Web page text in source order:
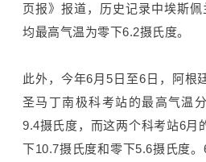
页报》报道，历史记录中埃斯
均最高气温为零下6.2摄氏度。
此外，今年6月5日至6日，阿根
圣马丁南极科考站的最高气温
9.4摄氏度，而这两个科考站6月
下10.7摄氏度和零下5.6摄氏度